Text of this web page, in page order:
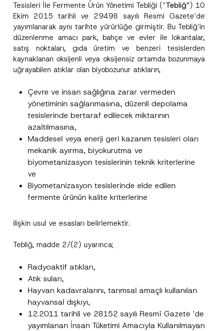
Tesisleri İle Fermente Ürün Yönetimi Tebliği (“Tebliğ”) 10
Ekim 2015 tarihli ve 29498 sayılı Resmi Gazete’de
yayımlanarak aynı tarihte yürürlüğe girmiştir. Bu Tebliğ’in
düzenlenme amacı park, bahçe ve evler ile lokantalar,
satış noktaları, gıda üretim ve benzeri tesislerden
kaynaklanan oksijenli veya oksijensiz ortamda bozunmaya
uğrayabilen atıklar olan biyobozunur atıkların,
Çevre ve insan sağlığına zarar vermeden
yönetiminin sağlanmasına, düzenli depolama
tesislerinde bertaraf edilecek miktarının
azaltılmasına,
Maddesel veya enerji geri kazanım tesisleri olan
mekanik ayırma, biyokurutma ve
biyometanizasyon tesislerinin teknik kriterlerine
ve
Biyometanizasyon tesislerinde elde edilen
fermente ürünün kalite kriterlerine
ilişkin usul ve esasları belirlemektir.
Tebliğ, madde 2/(2) uyarınca;
Radyoaktif atıkları,
Atık suları,
Hayvan kadavralarını, tarımsal amaçlı kullanılan
hayvansal dışkıyı,
12.2011 tarihli ve 28152 sayılı Resmî Gazete ’de
yayımlanan İnsan Tüketimi Amacıyla Kullanılmayan